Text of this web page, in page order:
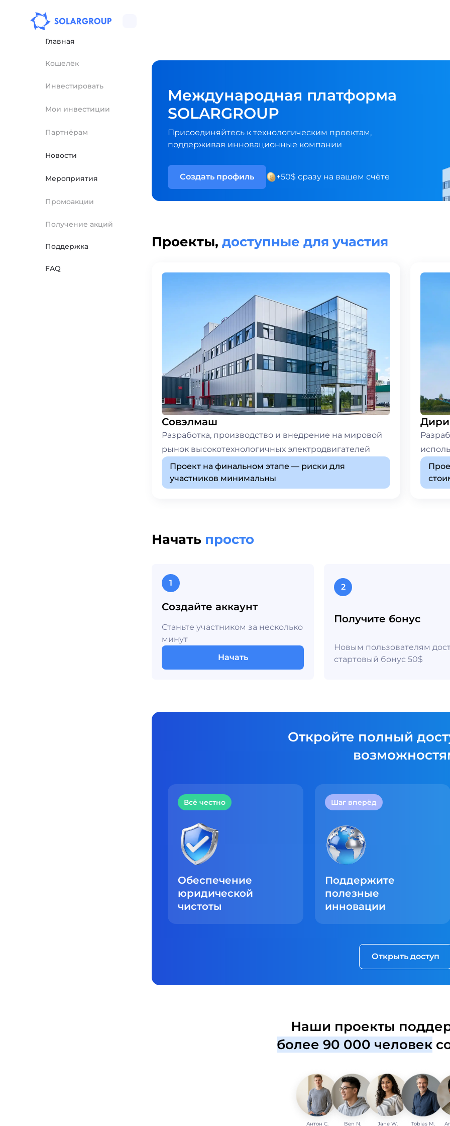
Главная
Кошелёк
Инвестировать
Мои инвестиции
Партнёрам
Новости
Мероприятия
Промоакции
Получение акций
Поддержка
FAQ
Международная платформа
SOLARGROUP
Присоединяйтесь к технологическим проектам,
поддерживая инновационные компании
Создать профиль +50$ сразу на вашем счёте
Проекты, доступные для участия
Совэлмаш
Разработка, производство и внедрение на мировой
рынок высокотехнологичных электродвигателей
Проект на финальном этапе — риски для
участников минимальны
Начать просто
1
Создайте аккаунт
Станьте участником за несколько
минут
Начать
2
Получите бонус
Новым пользователям
стартовый бонус 50$
Откройте полный
Всё честно
Обеспечение
юридической
чистоты
Шаг вперёд
Поддержите
полезные
инновации
Открыть доступ
Наши проекты
более 90 000 человек
Антон С. Ben N. Jane W. Tobias M.